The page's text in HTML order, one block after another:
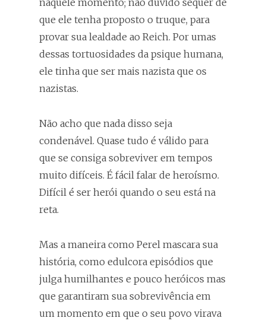
naquele momento; não duvido sequer de
que ele tenha proposto o truque, para
provar sua lealdade ao Reich. Por umas
dessas tortuosidades da psique humana,
ele tinha que ser mais nazista que os
nazistas.
Não acho que nada disso seja
condenável. Quase tudo é válido para
que se consiga sobreviver em tempos
muito difíceis. É fácil falar de heroísmo.
Difícil é ser herói quando o seu está na
reta.
Mas a maneira como Perel mascara sua
história, como edulcora episódios que
julga humilhantes e pouco heróicos mas
que garantiram sua sobrevivência em
um momento em que o seu povo virava